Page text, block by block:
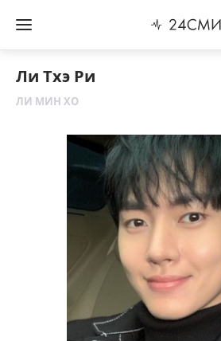
Ли Тхэ Ри
ЛИ МИН ХО